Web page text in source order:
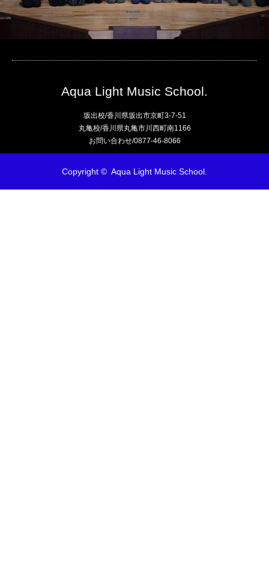
Aqua Light Music School.
坂出校/香川県坂出市京町3-7-51
丸亀校/香川県丸亀市川西町南1166
お問い合わせ/0877-46-8066
Copyright © Aqua Light Music School.